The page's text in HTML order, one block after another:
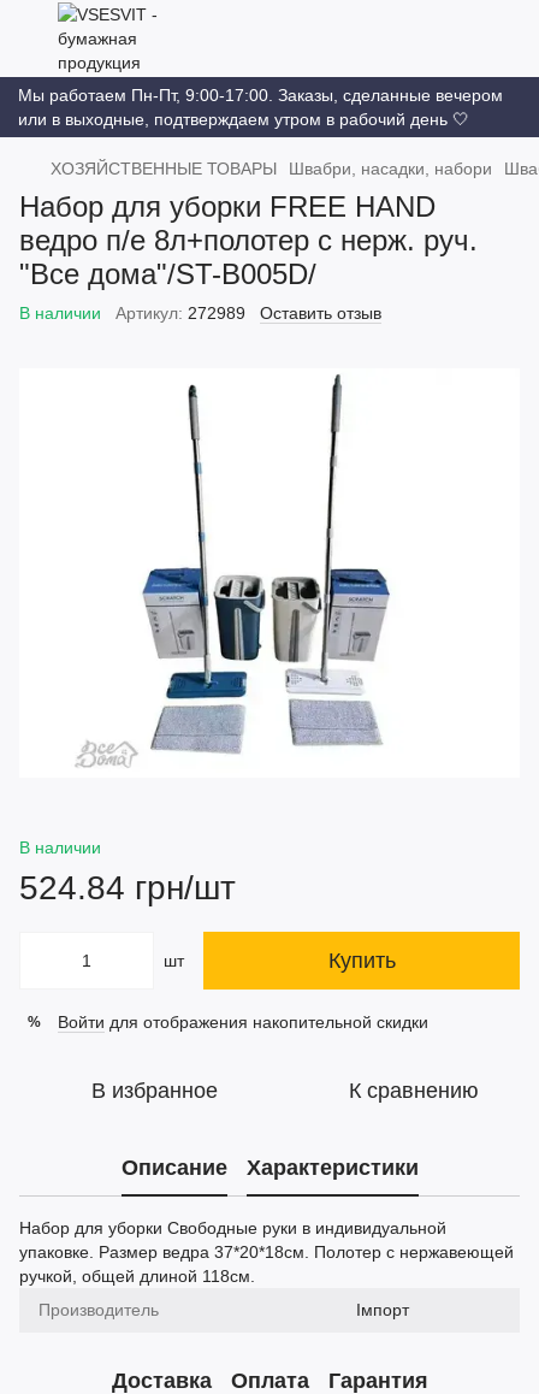
Мы работаем Пн-Пт, 9:00-17:00. Заказы, сделанные вечером
или в выходные, подтверждаем утром в рабочий день 🤍
ХОЗЯЙСТВЕННЫЕ ТОВАРЫ Швабри, насадки, набори
Набор для уборки FREE HAND
ведро п/е 8л+полотер с нерж. руч.
"Все дома"/ST-B005D/
В наличии Артикул: 272989 Оставить отзыв
В наличии
524.84 грн/шт
шт Купить
% Войти для отображения накопительной скидки
В избранное К сравнению
Описание Характеристики
Набор для уборки Свободные руки в индивидуальной
упаковке. Размер ведра 37*20*18см. Полотер с нержавеющей
ручкой, общей длиной 118см.
Производитель
Імпорт
Доставка Оплата Гарантия